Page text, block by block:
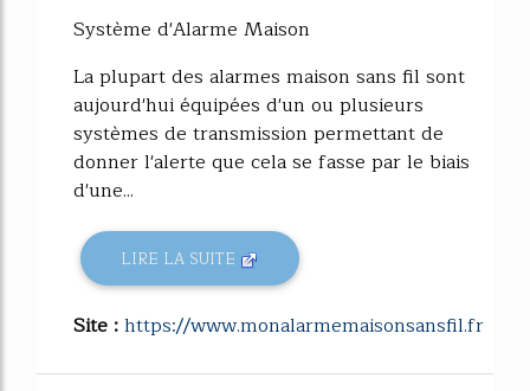
Système d'Alarme Maison
La plupart des alarmes maison sans fil sont
aujourd'hui équipées d'un ou plusieurs
systèmes de transmission permettant de
donner l'alerte que cela se fasse par le biais
d'une...
LIRE LA SUITE
Site :https://www.monalarmemaisonsansfil.fr